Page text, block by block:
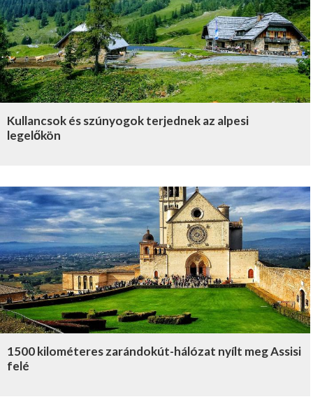
Kullancsok és szúnyogok terjednek az alpesi
legelőkön
1500 kilométeres zarándokút-hálózat nyílt meg Assisi
felé